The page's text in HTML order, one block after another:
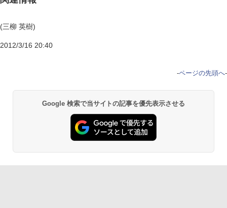
(三柳 英樹)
2012/3/16 20:40
-ページの先頭へ-
Google 検索で当サイトの記事を優先表示させる